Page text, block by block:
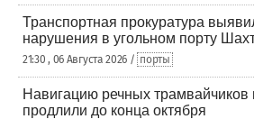
Транспортная прокуратура
нарушения в угольном порту
21:30 , 06 Августа 2026 / порты
Навигацию речных трамвайчиков
продлили до конца октября